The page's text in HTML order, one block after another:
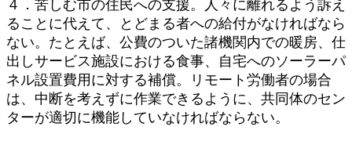
４．苦しむ市の住民への支援。人々に離れるよう訴え
ることに代えて、とどまる者への給付がなければなら
ない。たとえば、公費のついた諸機関内での暖房、仕
出しサービス施設における食事、自宅へのソーラーパ
ネル設置費用に対する補償。リモート労働者の場合
は、中断を考えずに作業できるように、共同体のセン
ターが適切に機能していなければならない。